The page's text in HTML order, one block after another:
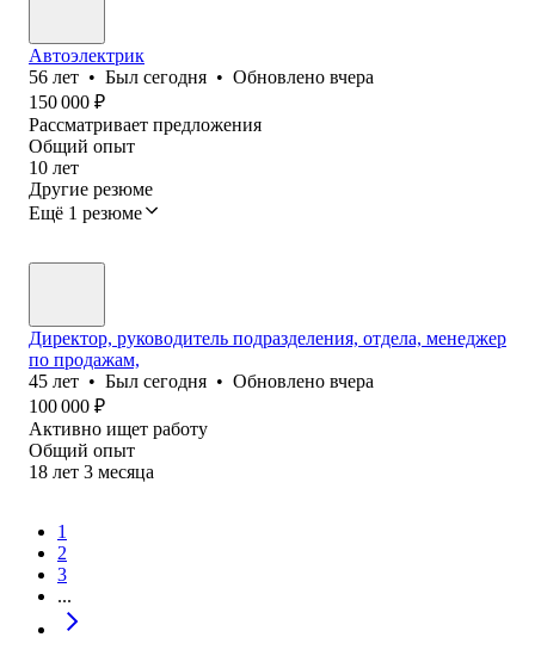
Автоэлектрик
56 лет • Был сегодня • Обновлено вчера
150 000 ₽
Рассматривает предложения
Общий опыт
10 лет
Другие резюме
Ещё 1 резюме
Директор, руководитель подразделения, отдела, менеджер
по продажам,
45 лет • Был сегодня • Обновлено вчера
100 000 ₽
Активно ищет работу
Общий опыт
18 лет 3 месяца
1
2
3
...